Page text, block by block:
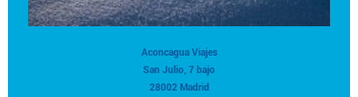
Aconcagua Viajes
San Julio, 7 bajo
28002 Madrid